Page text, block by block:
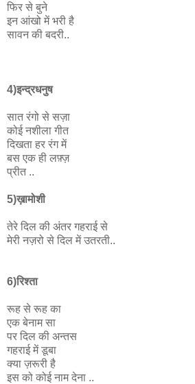
फिर से बुने
इन आंखो में भरी है
सावन की बदरी..
4)इन्द्रधनुष
सात रंगो से सज़ा
कोई नशीला गीत
दिखता हर रंग में
बस एक ही लफ़्ज़
प्रीत ..
5)ख़ामोशी
तेरे दिल की अंतर गहराई से
मेरी नज़रो से दिल में उतरती..
6)रिश्ता
रूह से रूह का
एक बेनाम सा
पर दिल की अन्तस
गहराई में डूबा
क्या ज़रूरी है
इस को कोई नाम देना ..